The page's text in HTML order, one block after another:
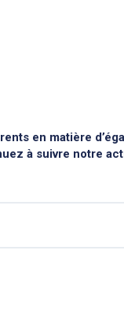
en matière
à suivre notre